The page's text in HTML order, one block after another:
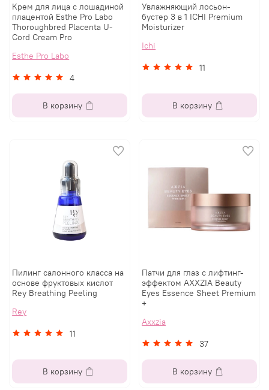
Крем для лица с лошадиной
плацентой Esthe Pro Labo
Thoroughbred Placenta U-
Cord Cream Pro
Esthe Pro Labo
4
В корзину
Увлажняющий лосьон-
бустер 3 в 1 ICHI Premium
Moisturizer
Ichi
11
В корзину
Пилинг салонного класса на
основе фруктовых кислот
Rey Breathing Peeling
Rey
11
В корзину
Патчи для глаз с лифтинг-
эффектом AXXZIA Beauty
Eyes Essence Sheet Premium
+
Axxzia
37
В корзину